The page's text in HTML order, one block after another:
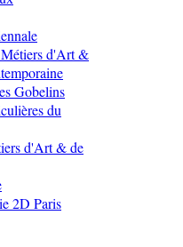
d'Art &
Gobelins
du
d'Art & de
2D Paris